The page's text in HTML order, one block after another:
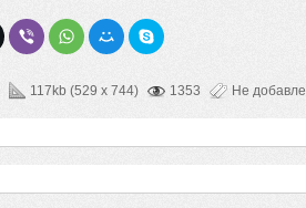
117kb (529 x 744) 1353 Не